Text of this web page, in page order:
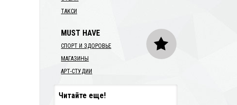
ТАКСИ
MUST HAVE
СПОРТ И ЗДОРОВЬЕ
МАГАЗИНЫ
АРТ-СТУДИИ
Читайте еще!